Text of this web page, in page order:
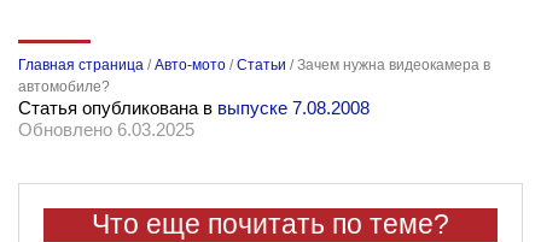
Главная страница /Авто-мото /Статьи /Зачем нужна видеокамера в
автомобиле?
Статья опубликована в выпуске 7.08.2008
Обновлено 6.03.2025
Что еще почитать по теме?